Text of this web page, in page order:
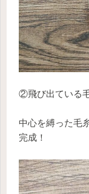
②飛び出ている
中心を縛った毛
完成！